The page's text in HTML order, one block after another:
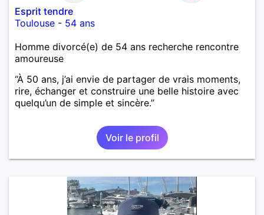
Esprit tendre
Toulouse - 54 ans
Homme divorcé(e) de 54 ans recherche rencontre
amoureuse
“À 50 ans, j’ai envie de partager de vrais moments,
rire, échanger et construire une belle histoire avec
quelqu’un de simple et sincère.”
Voir le profil